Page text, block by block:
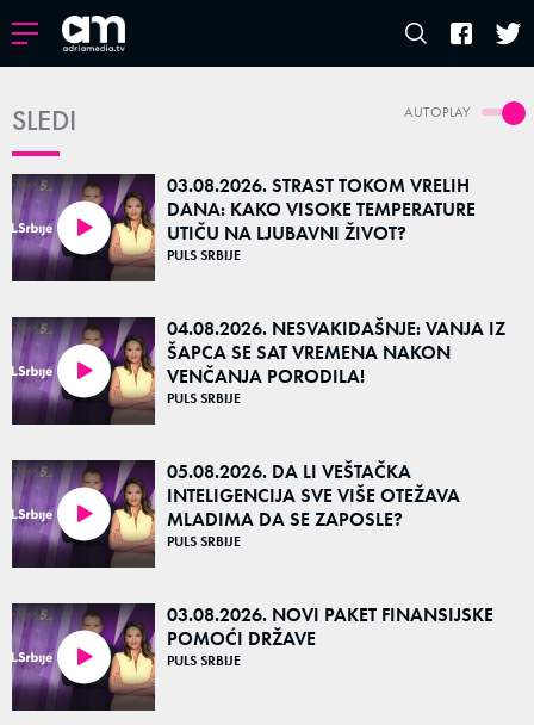
AUTOPLAY
SLEDI
03.08.2026. STRAST TOKOM VRELIH
DANA: KAKO VISOKE TEMPERATURE
UTIČU NA LJUBAVNI ŽIVOT?
PULS SRBIJE
04.08.2026. NESVAKIDAŠNJE: VANJA IZ
ŠAPCA SE SAT VREMENA NAKON
VENČANJA PORODILA!
PULS SRBIJE
05.08.2026. DA LI VEŠTAČKA
INTELIGENCIJA SVE VIŠE OTEŽAVA
MLADIMA DA SE ZAPOSLE?
PULS SRBIJE
03.08.2026. NOVI PAKET FINANSIJSKE
POMOĆI DRŽAVE
PULS SRBIJE